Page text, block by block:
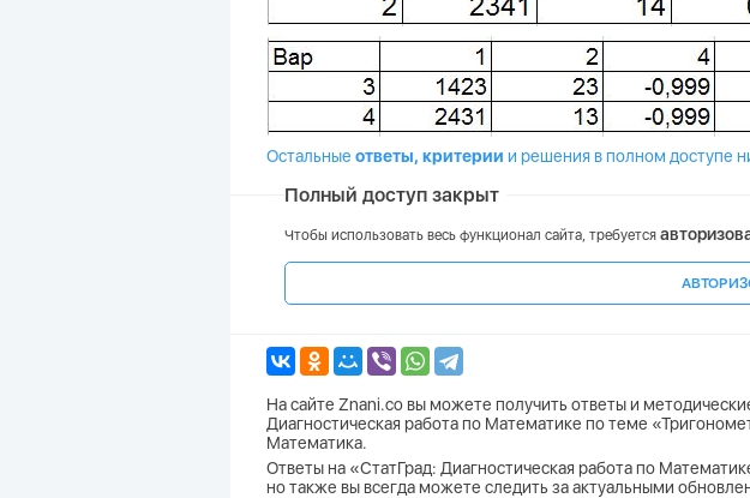
Остальные ответы, критерии и решения в полном доступе
Полный доступ закрыт
Чтобы использовать весь функционал сайта, требуется
На сайте Znani.co вы можете получить ответы и
Диагностическая работа по Математике по теме
Математика.
Ответы на «СтатГрад: Диагностическая работа по
но также вы всегда можете следить за актуальными